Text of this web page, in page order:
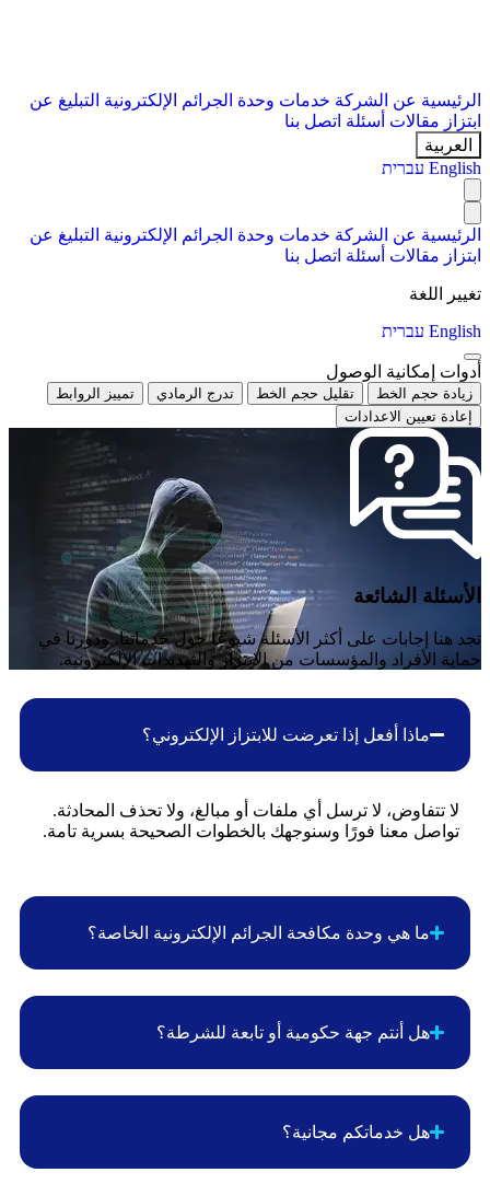
الرئيسية عن الشركة خدمات وحدة الجرائم الإلكترونية التبليغ عن
ابتزاز مقالات أسئلة اتصل بنا
العربية
English עברית
الرئيسية عن الشركة خدمات وحدة الجرائم الإلكترونية التبليغ عن
ابتزاز مقالات أسئلة اتصل بنا
تغيير اللغة
English עברית
أدوات إمكانية الوصول
زيادة حجم الخط تقليل حجم الخط تدرج الرمادي
تمييز الروابط
إعادة تعيين الاعدادات
الأسئلة الشائعة
تجد هنا إجابات على أكثر الأسئلة شيوعًا حول خدماتنا، ودورنا في
حماية الأفراد والمؤسسات من الابتزاز والتهديدات الإلكترونية.
ماذا أفعل إذا تعرضت للابتزاز الإلكتروني؟
لا تتفاوض، لا ترسل أي ملفات أو مبالغ، ولا تحذف المحادثة.
تواصل معنا فورًا وسنوجهك بالخطوات الصحيحة بسرية تامة.
ما هي وحدة مكافحة الجرائم الإلكترونية الخاصة؟
هل أنتم جهة حكومية أو تابعة للشرطة؟
هل خدماتكم مجانية؟